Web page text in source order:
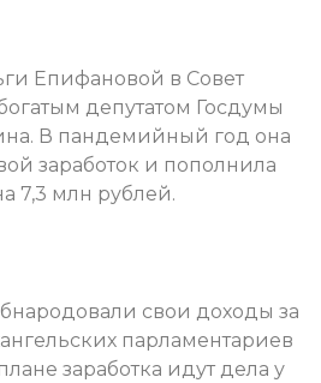
Епифановой в Совет
депутатом Госдумы
В пандемийный год она
заработок и пополнила
7,3 млн рублей.
свои доходы за
парламентариев
заработка идут дела у